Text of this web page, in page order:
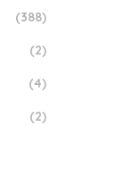
(388)
(2)
(4)
(2)